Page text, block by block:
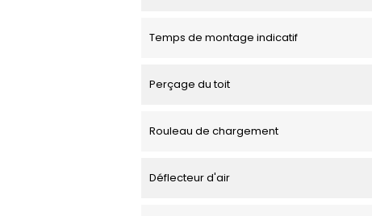
Temps de montage indicatif
Perçage du toit
Rouleau de chargement
Déflecteur d'air